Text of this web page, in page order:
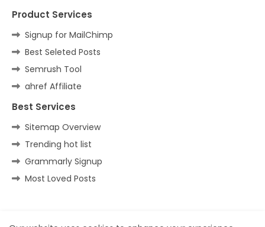
Product Services
Signup for MailChimp
Best Seleted Posts
Semrush Tool
ahref Affiliate
Best Services
Sitemap Overview
Trending hot list
Grammarly Signup
Most Loved Posts
Home Contact us Privacy Policy